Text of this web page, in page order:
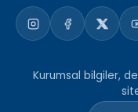
Kurumsal bilgiler,